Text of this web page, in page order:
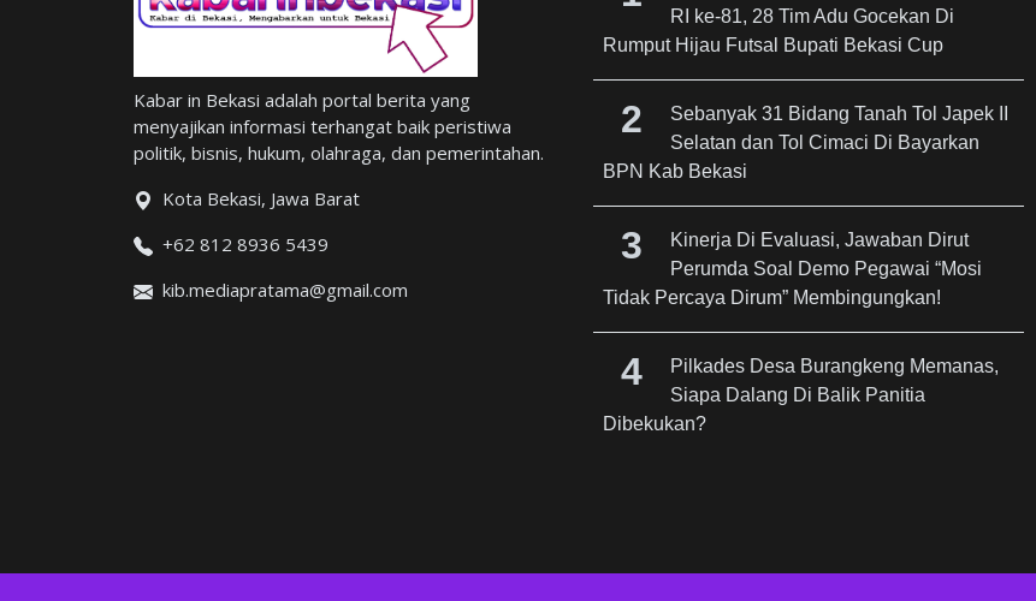
Kabar in Bekasi adalah portal berita yang
menyajikan informasi terhangat baik peristiwa
politik, bisnis, hukum, olahraga, dan pemerintahan.
Kota Bekasi, Jawa Barat
+62 812 8936 5439
kib.mediapratama@gmail.com
RI ke-81, 28 Tim Adu Gocekan Di
Rumput Hijau Futsal Bupati Bekasi Cup
Sebanyak 31 Bidang Tanah Tol Japek II
Selatan dan Tol Cimaci Di Bayarkan
BPN Kab Bekasi
Kinerja Di Evaluasi, Jawaban Dirut
Perumda Soal Demo Pegawai “Mosi
Tidak Percaya Dirum” Membingungkan!
Pilkades Desa Burangkeng Memanas,
Siapa Dalang Di Balik Panitia
Dibekukan?